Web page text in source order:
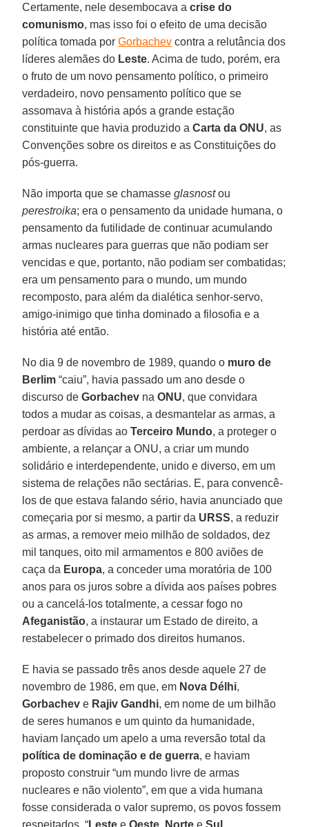
Certamente, nele desembocava acrise do
comunismo, mas isso foi o efeito de uma decisão
política tomada porGorbachev contra a relutância dos
líderes alemães do Leste. Acima de tudo, porém, era
o fruto de um novo pensamento político, o primeiro
verdadeiro, novo pensamento político que se
assomava à história após a grande estação
constituinte que havia produzido aCarta da ONU, as
Convenções sobre os direitos e as Constituições do
pós-guerra.
Não importa que se chamasseglasnostou
perestroika; era o pensamento da unidade humana, o
pensamento da futilidade de continuar acumulando
armas nucleares para guerras que não podiam ser
vencidas e que, portanto, não podiam ser combatidas;
era um pensamento para o mundo, um mundo
recomposto, para além da dialética senhor-servo,
amigo-inimigo que tinha dominado a filosofia e a
história até então.
No dia 9 de novembro de 1989, quando o muro de
Berlim “caiu”, havia passado um ano desde o
discurso deGorbachev naONU, que convidara
todos a mudar as coisas, a desmantelar as armas, a
perdoar as dívidas aoTerceiro Mundo, a proteger o
ambiente, a relançar a ONU, a criar um mundo
solidário e interdependente, unido e diverso, em um
sistema de relações não sectárias. E, para convencê-
los de que estava falando sério, havia anunciado que
começaria por si mesmo, a partir da URSS, a reduzir
as armas, a remover meio milhão de soldados, dez
mil tanques, oito mil armamentos e 800 aviões de
caça da Europa, a conceder uma moratória de 100
anos para os juros sobre a dívida aos países pobres
ou a cancelá-los totalmente, a cessar fogo no
Afeganistão, a instaurar um Estado de direito, a
restabelecer o primado dos direitos humanos.
E havia se passado três anos desde aquele 27 de
novembro de 1986, em que, em Nova Délhi,
Gorbachev e Rajiv Gandhi, em nome de um bilhão
de seres humanos e um quinto da humanidade,
haviam lançado um apelo a uma reversão total da
política de dominação e de guerra, e haviam
proposto construir “um mundo livre de armas
nucleares e não violento”, em que a vida humana
fosse considerada o valor supremo, os povos fossem
respeitados, “ Leste eOeste Norte eSul